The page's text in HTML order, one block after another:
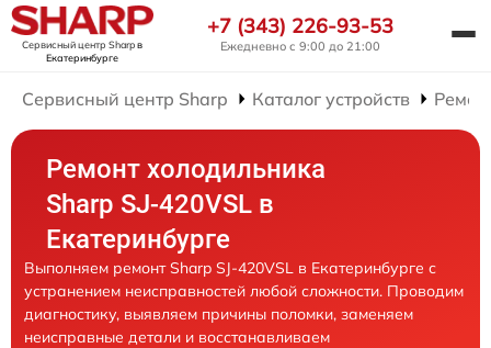
Сервисный центр Sharpв
Екатеринбурге
+7 (343) 226-93-53
Ежедневно с 9:00 до 21:00
Сервисный центр Sharp Каталог устройств
Ремонт холодильника
Sharp SJ-420VSL в
Екатеринбурге
Выполняем ремонт Sharp SJ-420VSL в Екатеринбурге с
устранением неисправностей любой сложности. Проводим
диагностику, выявляем причины поломки, заменяем
неисправные детали и восстанавливаем